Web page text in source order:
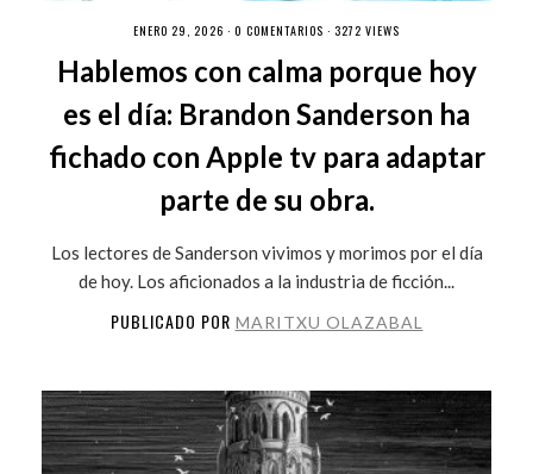
ENERO 29, 2026 · 0 COMENTARIOS · 3272 VIEWS
Hablemos con calma porque hoy
es el día: Brandon Sanderson ha
fichado con Apple tv para adaptar
parte de su obra.
Los lectores de Sanderson vivimos y morimos por el día
de hoy. Los aficionados a la industria de ficción...
PUBLICADO POR MARITXU OLAZABAL